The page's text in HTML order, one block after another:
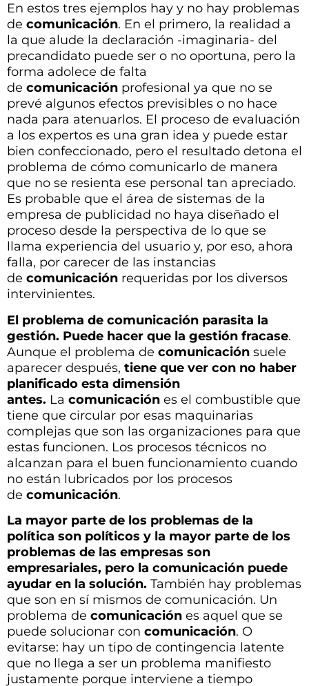
En estos tres ejemplos hay y no hay problemas
de comunicación. En el primero, la realidad a
la que alude la declaración -imaginaria- del
precandidato puede ser o no oportuna, pero la
forma adolece de falta
de comunicación profesional ya que no se
prevé algunos efectos previsibles o no hace
nada para atenuarlos. El proceso de evaluación
a los expertos es una gran idea y puede estar
bien confeccionado, pero el resultado detona el
problema de cómo comunicarlo de manera
que no se resienta ese personal tan apreciado.
Es probable que el área de sistemas de la
empresa de publicidad no haya diseñado el
proceso desde la perspectiva de lo que se
llama experiencia del usuario y, por eso, ahora
falla, por carecer de las instancias
de comunicación requeridas por los diversos
intervinientes.
El problema de comunicación parasita la
gestión. Puede hacer que la gestión fracase.
Aunque el problema de comunicación suele
aparecer después, tiene que ver con no haber
planificado esta dimensión
antes. La comunicación es el combustible que
tiene que circular por esas maquinarias
complejas que son las organizaciones para que
estas funcionen. Los procesos técnicos no
alcanzan para el buen funcionamiento cuando
no están lubricados por los procesos
de comunicación.
La mayor parte de los problemas de la
política son políticos y la mayor parte de los
problemas de las empresas son
empresariales, pero la comunicación puede
ayudar en la solución. También hay problemas
que son en sí mismos de comunicación. Un
problema de comunicación es aquel que se
puede solucionar con comunicación. O
evitarse: hay un tipo de contingencia latente
que no llega a ser un problema manifiesto
justamente porque interviene a tiempo